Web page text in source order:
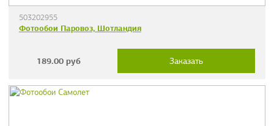
503202955
Фотообои Паровоз, Шотландия
189.00 руб Заказать